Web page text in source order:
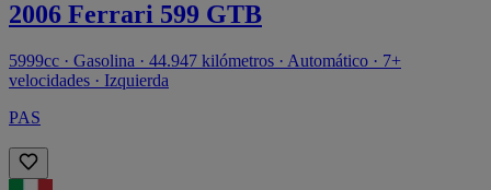
2006 Ferrari 599 GTB
5999cc · Gasolina · 44.947 kilómetros · Automático · 7+
velocidades · Izquierda
PAS